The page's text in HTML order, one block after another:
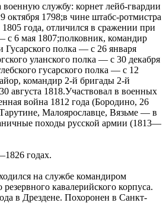
службу: корнет лейб-гвардии
октября 1798;в чине штабс-ротмистра
года, отличился в сражении при
с 6 мая 1807;полковник, командир
Гусарского полка — с 26 января
уланского полка — с 30 декабря
гусарского полка — с 12
командир 2-й бригады 2-й
августа 1818.Участвовал в военных
война 1812 года (Бородино, 26
Малоярославце, Вязьме — в
походы русской армии (1813—
годах.
на службе командиром
кавалерийского корпуса.
в Дрездене. Похоронен в Санкт-